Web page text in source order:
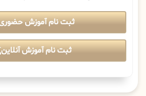
ثبت نام آموزش
ثبت نام آموزش آنلاین